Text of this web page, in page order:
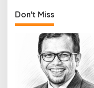
Don't Miss